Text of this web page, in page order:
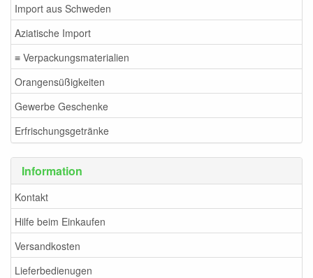
Import aus Schweden
Aziatische Import
≡ Verpackungsmaterialien
Orangensüßigkeiten
Gewerbe Geschenke
Erfrischungsgetränke
Information
Kontakt
Hilfe beim Einkaufen
Versandkosten
Lieferbedienugen